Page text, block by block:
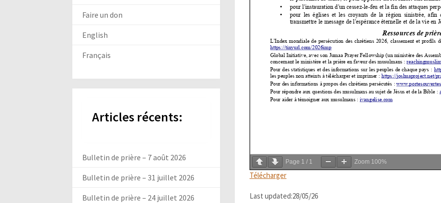
Page 1 / 1 Zoom 100%
Télécharger
Last updated:28/05/26
Faire un don
English
Français
Articles récents:
Bulletin de prière – 7 août 2026
Bulletin de prière – 31 juillet 2026
Bulletin de prière – 24 juillet 2026